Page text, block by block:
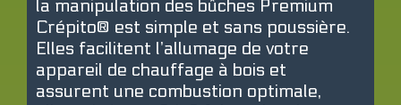
la manipulation des bûches Premium
Crépito® est simple et sans poussière.
Elles facilitent l’allumage de votre
appareil de chauffage à bois et
assurent une combustion optimale,